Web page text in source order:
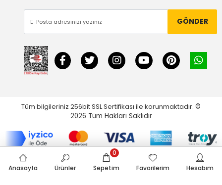
GÖNDER
Tüm bilgileriniz 256bit SSL Sertifikası ile korunmaktadır. ©
2026 Tüm Hakları Saklıdır
Anasayfa Ürünler Sepetim
0
Favorilerim
Hesabım